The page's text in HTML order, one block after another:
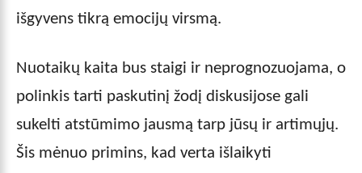
išgyvens tikrą emocijų virsmą.
Nuotaikų kaita bus staigi ir neprognozuojama, o
polinkis tarti paskutinį žodį diskusijose gali
sukelti atstūmimo jausmą tarp jūsų ir artimųjų.
Šis mėnuo primins, kad verta išlaikyti